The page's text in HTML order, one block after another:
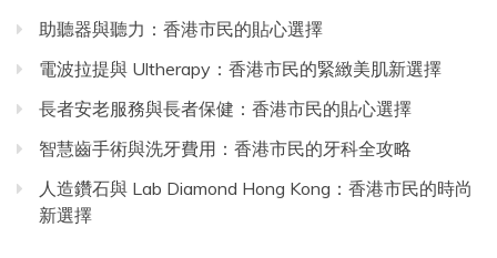
助聽器與聽力：香港市民的貼心選擇
電波拉提與 Ultherapy：香港市民的緊緻美肌新選擇
長者安老服務與長者保健：香港市民的貼心選擇
智慧齒手術與洗牙費用：香港市民的牙科全攻略
人造鑽石與 Lab Diamond Hong Kong：香港市民的時尚
新選擇